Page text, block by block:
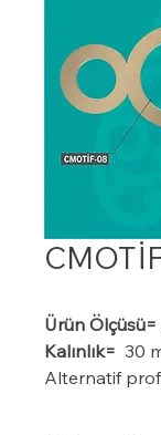
Ürün Ölçüsü=
Kalınlık= 30
Alternatif